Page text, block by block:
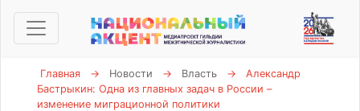
Главная → Новости → Власть →
Александр
Бастрыкин: Одна из главных задач в России –
изменение миграционной политики